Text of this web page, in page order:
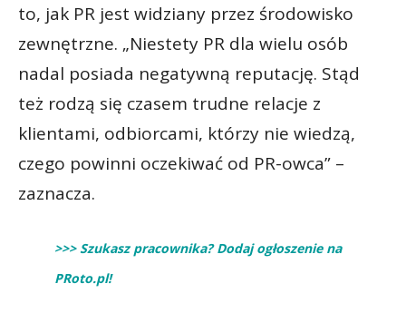
to, jak PR jest widziany przez środowisko
zewnętrzne. „Niestety PR dla wielu osób
nadal posiada negatywną reputację. Stąd
też rodzą się czasem trudne relacje z
klientami, odbiorcami, którzy nie wiedzą,
czego powinni oczekiwać od PR-owca” –
zaznacza.
>>> Szukasz pracownika? Dodaj ogłoszenie na
PRoto.pl!